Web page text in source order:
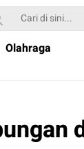
Olahraga